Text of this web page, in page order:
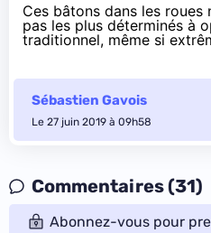
Ces bâtons dans les roues
pas les plus déterminés à
traditionnel, même si
Sébastien Gavois
Le 27 juin 2019 à 09h58
Commentaires (31)
Abonnez-vous pour